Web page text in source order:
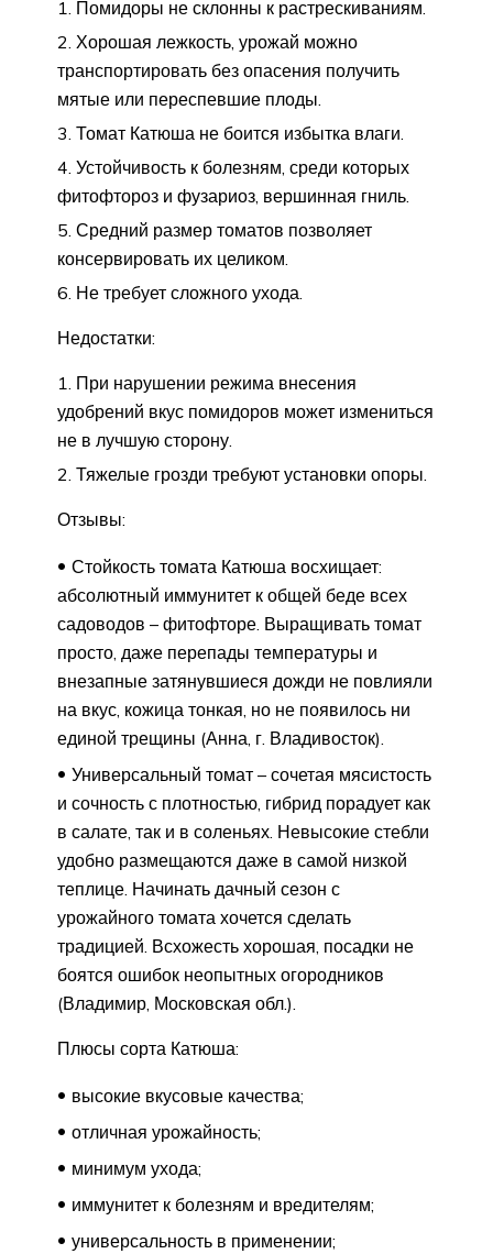
Помидоры не склонны к растрескиваниям.
Хорошая лежкость, урожай можно
транспортировать без опасения получить
мятые или переспевшие плоды.
Томат Катюша не боится избытка влаги.
Устойчивость к болезням, среди которых
фитофтороз и фузариоз, вершинная гниль.
Средний размер томатов позволяет
консервировать их целиком.
Не требует сложного ухода.
Недостатки:
При нарушении режима внесения
удобрений вкус помидоров может измениться
не в лучшую сторону.
Тяжелые грозди требуют установки опоры.
Отзывы:
Стойкость томата Катюша восхищает:
абсолютный иммунитет к общей беде всех
садоводов – фитофторе. Выращивать томат
просто, даже перепады температуры и
внезапные затянувшиеся дожди не повлияли
на вкус, кожица тонкая, но не появилось ни
единой трещины (Анна, г. Владивосток).
Универсальный томат – сочетая мясистость
и сочность с плотностью, гибрид порадует как
в салате, так и в соленьях. Невысокие стебли
удобно размещаются даже в самой низкой
теплице. Начинать дачный сезон с
урожайного томата хочется сделать
традицией. Всхожесть хорошая, посадки не
боятся ошибок неопытных огородников
(Владимир, Московская обл.).
Плюсы сорта Катюша:
высокие вкусовые качества;
отличная урожайность;
минимум ухода;
иммунитет к болезням и вредителям;
универсальность в применении;